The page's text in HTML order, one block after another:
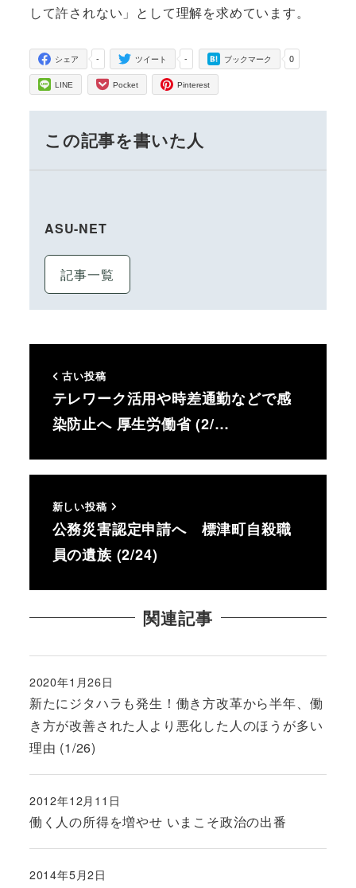
して許されない」として理解を求めています。
-
シェア -
ツイート 0
ブックマーク
LINE Pocket Pinterest
この記事を書いた人
ASU-NET
記事一覧
古い投稿
テレワーク活用や時差通勤などで感
染防止へ 厚生労働省 (2/…
新しい投稿
公務災害認定申請へ 標津町自殺職
員の遺族 (2/24)
関連記事
新たにジタハラも発生！働き方改革から半年、働
き方が改善された人より悪化した人のほうが多い
理由 (1/26)
投稿日
2020年1月26日
働く人の所得を増やせ いまこそ政治の出番
投稿日
2012年12月11日
投稿日
2014年5月2日